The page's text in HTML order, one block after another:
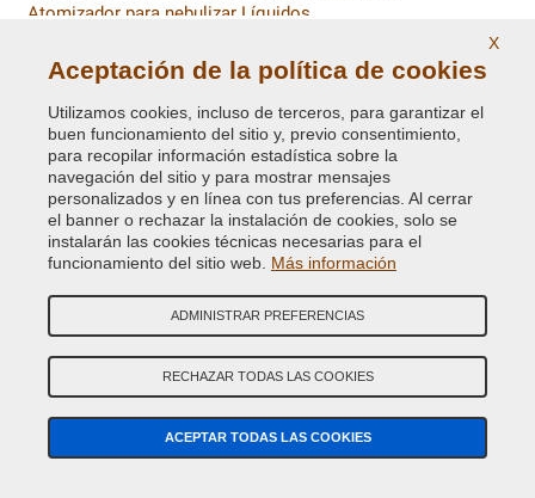
Atomizador para nebulizar Líquidos
Pinturas decorativas spray
fluorescentes
Zinc en spray, hierro micáceo
Pinturas anticorrosivas: Zinc en spray y Hierro antiguo
Convertidores de Óxido
Solventes, antisilicona, Línea Técnica en aerosol
Solventes y Limpiadores técnicos
Desblocadores Lubricantes y grasas
Sistema para Restaurar Lentes de Faros y otros equipos
X
Aceptación de la política de cookies
Utilizamos cookies, incluso de terceros, para garantizar el
buen funcionamiento del sitio y, previo consentimiento,
para recopilar información estadística sobre la
navegación del sitio y para mostrar mensajes
personalizados y en línea con tus preferencias. Al cerrar
el banner o rechazar la instalación de cookies, solo se
instalarán las cookies técnicas necesarias para el
funcionamiento del sitio web. Más información
ADMINISTRAR PREFERENCIAS
RECHAZAR TODAS LAS COOKIES
ACEPTAR TODAS LAS COOKIES